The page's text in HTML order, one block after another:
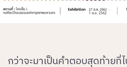
กว่าจะมาเป็นคำตอบสุดท้ายที่